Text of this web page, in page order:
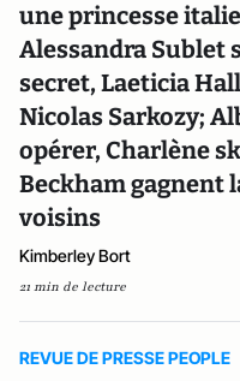
une princesse
Alessandra Sublet
secret, Laeticia
Nicolas Sarkozy;
opérer, Charlène
Beckham gagnent
voisins
Kimberley Bort
21 min de lecture
REVUE DE PRESSE PEOPLE